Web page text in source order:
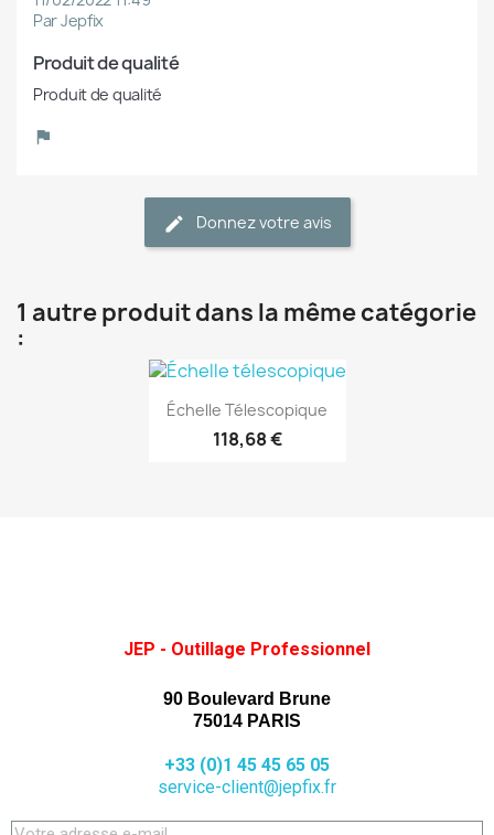
Par Jepfix
Produit de qualité
Produit de qualité
Donnez votre avis
1 autre produit dans la même catégorie
:
Aperçu rapide
Échelle Télescopique
118,68 €
(1)
JEP - Outillage Professionnel
90 Boulevard Brune
75014 PARIS
+33 (0)1 45 45 65 05
service-client@jepfix.fr